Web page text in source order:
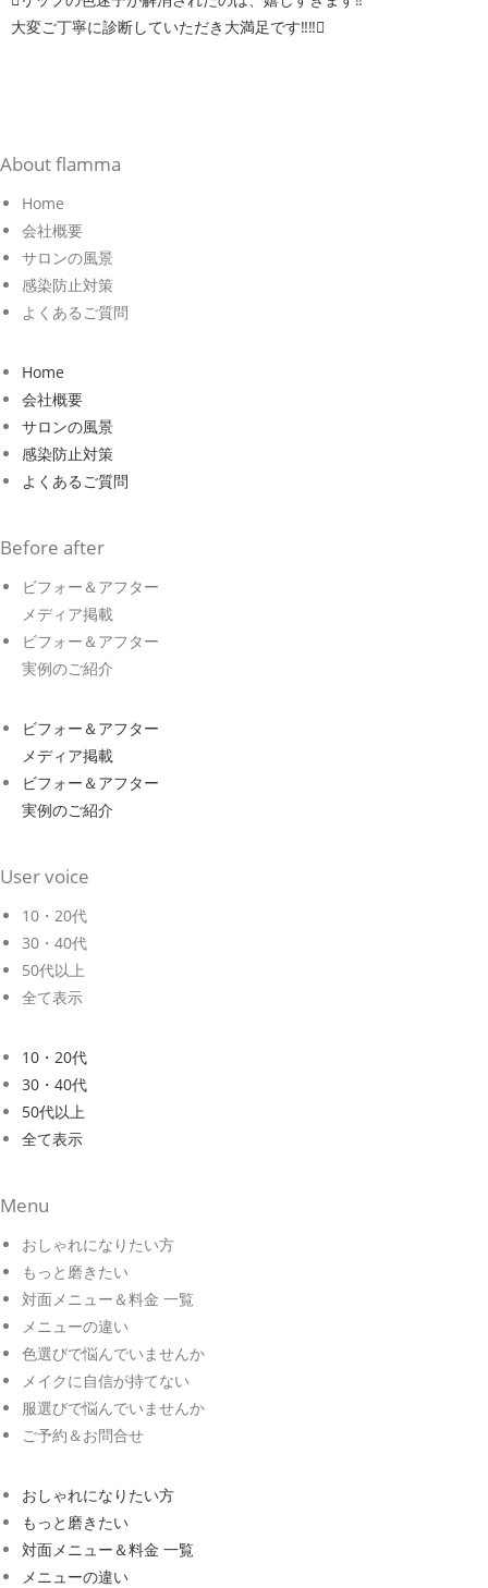
大変ご丁寧に診断していただき大満足です‼‼
About flamma
Home
会社概要
サロンの風景
感染防止対策
よくあるご質問
Home
会社概要
サロンの風景
感染防止対策
よくあるご質問
Before after
ビフォー＆アフター
メディア掲載
ビフォー＆アフター
実例のご紹介
ビフォー＆アフター
メディア掲載
ビフォー＆アフター
実例のご紹介
User voice
10・20代
30・40代
50代以上
全て表示
10・20代
30・40代
50代以上
全て表示
Menu
おしゃれになりたい方
もっと磨きたい
対面メニュー＆料金 一覧
メニューの違い
色選びで悩んでいませんか
メイクに自信が持てない
服選びで悩んでいませんか
ご予約＆お問合せ
おしゃれになりたい方
もっと磨きたい
対面メニュー＆料金 一覧
メニューの違い